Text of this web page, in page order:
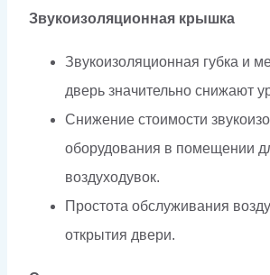
Звукоизоляционная крышка
Звукоизоляционная губка и
дверь значительно снижают
Снижение стоимости
оборудования в помещении
воздуходувок.
Простота обслуживания
открытия двери.